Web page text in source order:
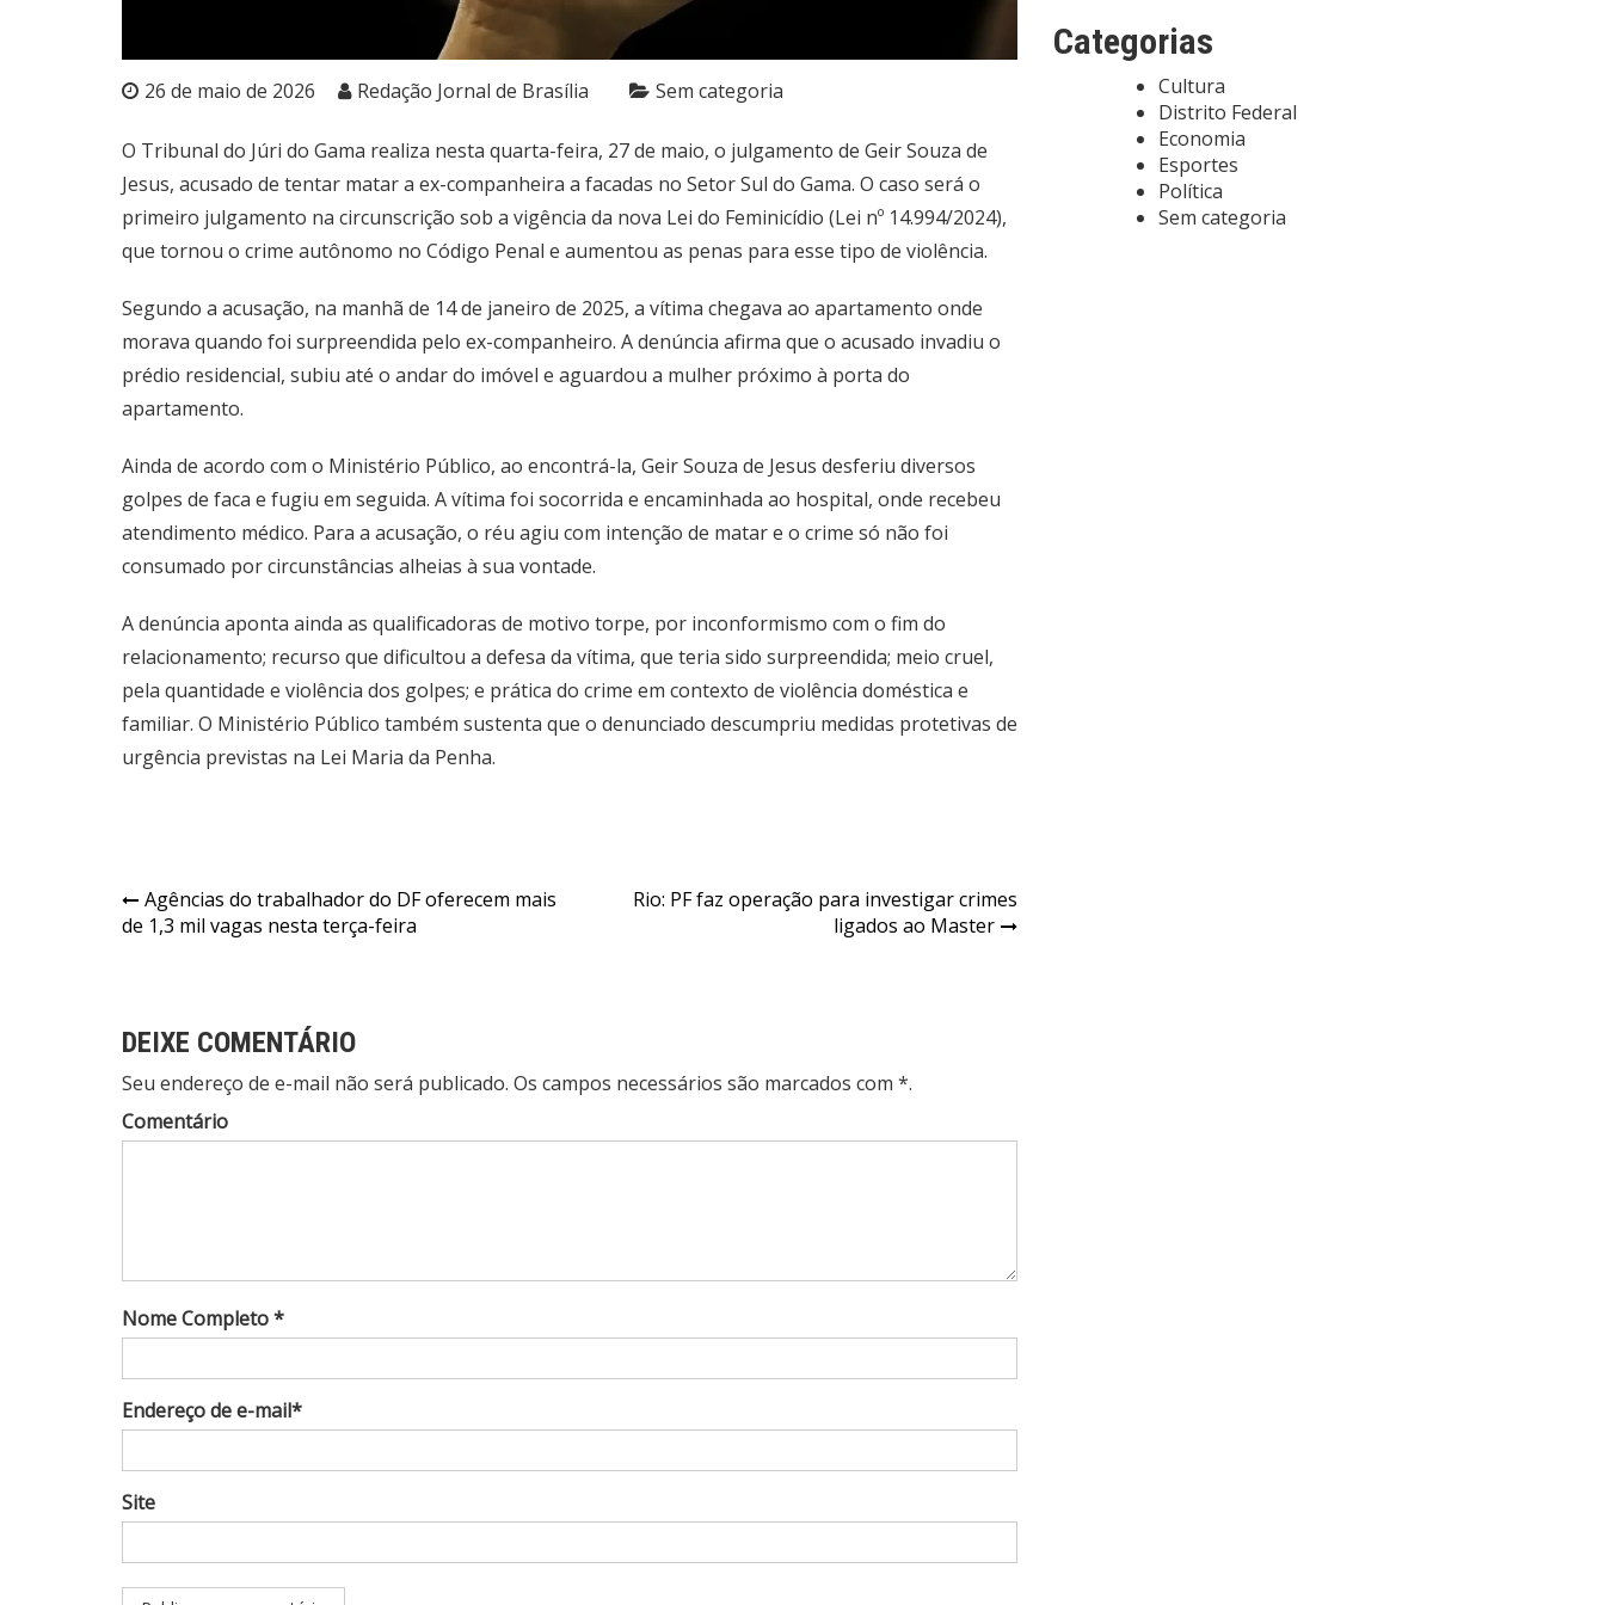
26 de maio de 2026 Redação Jornal de Brasília Sem categoria
O Tribunal do Júri do Gama realiza nesta quarta-feira, 27 de maio, o julgamento de Geir Souza de
Jesus, acusado de tentar matar a ex-companheira a facadas no Setor Sul do Gama. O caso será o
primeiro julgamento na circunscrição sob a vigência da nova Lei do Feminicídio (Lei nº 14.994/2024),
que tornou o crime autônomo no Código Penal e aumentou as penas para esse tipo de violência.
Segundo a acusação, na manhã de 14 de janeiro de 2025, a vítima chegava ao apartamento onde
morava quando foi surpreendida pelo ex-companheiro. A denúncia afirma que o acusado invadiu o
prédio residencial, subiu até o andar do imóvel e aguardou a mulher próximo à porta do
apartamento.
Ainda de acordo com o Ministério Público, ao encontrá-la, Geir Souza de Jesus desferiu diversos
golpes de faca e fugiu em seguida. A vítima foi socorrida e encaminhada ao hospital, onde recebeu
atendimento médico. Para a acusação, o réu agiu com intenção de matar e o crime só não foi
consumado por circunstâncias alheias à sua vontade.
A denúncia aponta ainda as qualificadoras de motivo torpe, por inconformismo com o fim do
relacionamento; recurso que dificultou a defesa da vítima, que teria sido surpreendida; meio cruel,
pela quantidade e violência dos golpes; e prática do crime em contexto de violência doméstica e
familiar. O Ministério Público também sustenta que o denunciado descumpriu medidas protetivas de
urgência previstas na Lei Maria da Penha.
Navegação
de
Agências do trabalhador do DF oferecem mais
de 1,3 mil vagas nesta terça-feira
Rio: PF faz operação para investigar crimes
ligados ao Master
DEIXE COMENTÁRIO
Seu endereço de e-mail não será publicado. Os campos necessários são marcados com *.
Comentário
Nome Completo *
Endereço de e-mail*
Site
Categorias
Cultura
Distrito Federal
Economia
Esportes
Política
Sem categoria